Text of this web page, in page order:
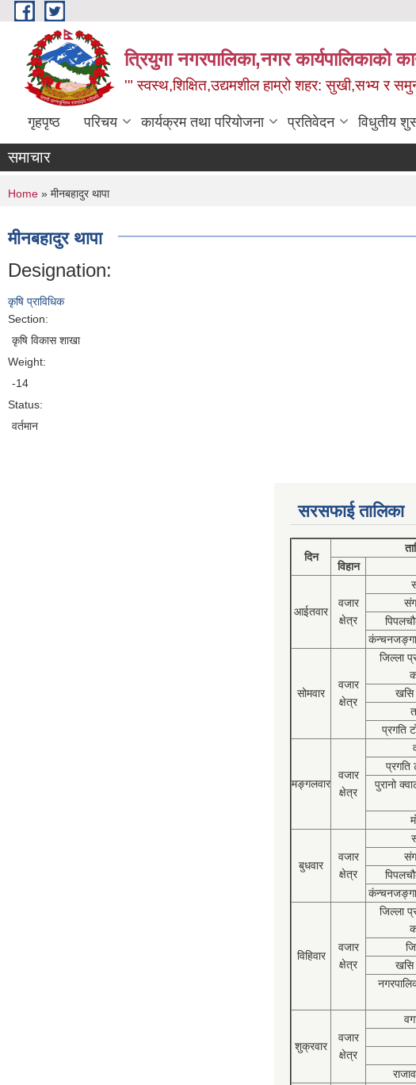
Skip to main content
त्रियुगा नगरपालिका,नगर कार्यपालिकाको
'" स्वस्थ,शिक्षित,उद्यमशील हाम्रो शहर: सुखी,सभ्य र
गृहपृष्ठ परिचय कार्यक्रम तथा परियोजना प्रतिवेदन विधुतीय
समाचार
You are here
Home » मीनबहादुर थापा
मीनबहादुर थापा
Designation:
कृषि प्राविधिक
Section:
कृषि विकास शाखा
Weight:
-14
Status:
वर्तमान
सरसफाई तालिका
दिन
विहान
आईतवार
वजार
क्षेत्र
सोमवार
वजार
क्षेत्र
जिल्ला
खसि
प्रगति
मङ्गलवार
वजार
क्षेत्र
प्रगति
पुरानो
बुधवार
वजार
क्षेत्र
विहिवार
वजार
क्षेत्र
जिल्ला
खसि
शुक्रवार
वजार
क्षेत्र